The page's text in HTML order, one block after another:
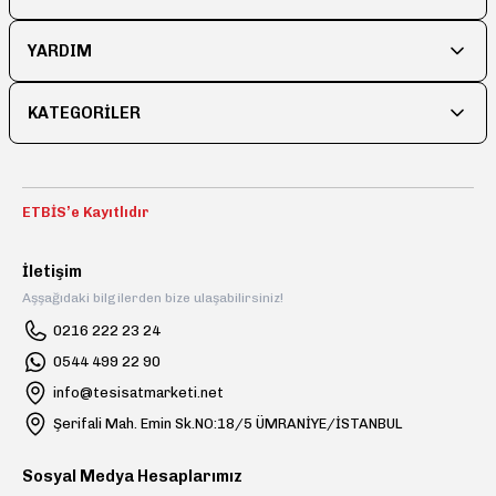
Ürün fiyatı diğer sitelerden daha pahalı.
Bu ürüne benzer farklı alternatifler olmalı.
YARDIM
KATEGORİLER
ETBİS’e Kayıtlıdır
İletişim
Aşşağıdaki bilgilerden bize ulaşabilirsiniz!
0216 222 23 24
0544 499 22 90
info@tesisatmarketi.net
Şerifali Mah. Emin Sk.NO:18/5 ÜMRANİYE/İSTANBUL
Sosyal Medya Hesaplarımız